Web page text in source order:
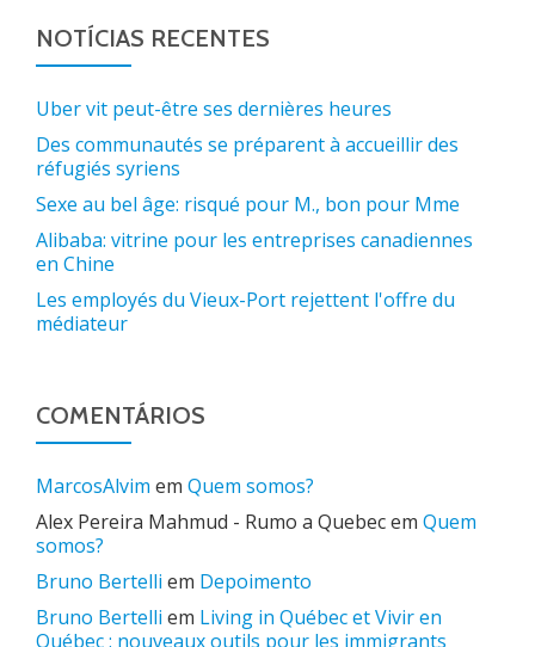
NOTÍCIAS RECENTES
Uber vit peut-être ses dernières heures
Des communautés se préparent à accueillir des
réfugiés syriens
Sexe au bel âge: risqué pour M., bon pour Mme
Alibaba: vitrine pour les entreprises canadiennes
en Chine
Les employés du Vieux-Port rejettent l'offre du
médiateur
COMENTÁRIOS
MarcosAlvim em Quem somos?
Alex Pereira Mahmud - Rumo a Quebecem Quem
somos?
Bruno Bertelli em Depoimento
Bruno Bertelli em Living in Québec et Vivir en
Québec : nouveaux outils pour les immigrants